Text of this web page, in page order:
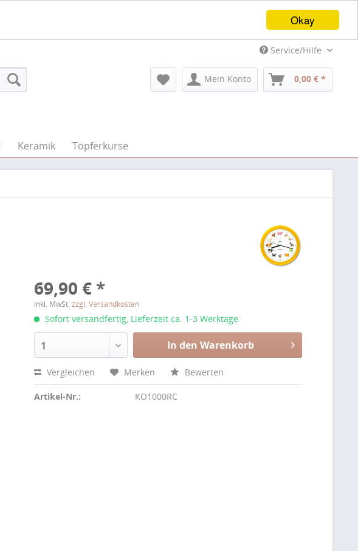
Okay
Service/Hilfe
Mein Konto 0,00 € *
Keramik Töpferkurse
69,90 € *
inkl. MwSt.zzgl. Versandkosten
Sofort versandfertig, Lieferzeit ca. 1-3 Werktage
1 In den Warenkorb
Vergleichen Merken Bewerten
Artikel-Nr.: KO1000RC